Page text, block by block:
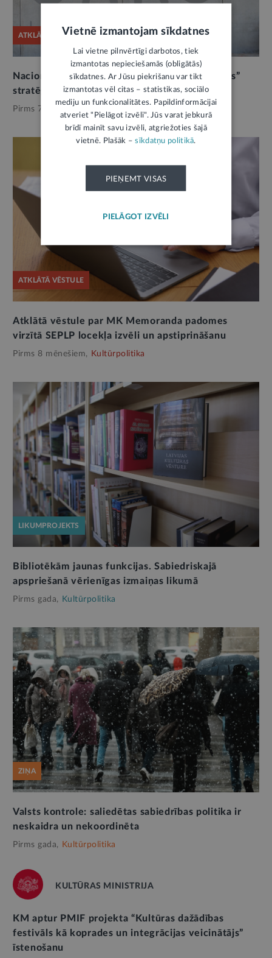
ATKLĀTĀ VĒSTULE
Nacionālās kultūras padomes vēstule par “Gors”
stratēģisko nozīmi un pārvaldību
Pirms 7 mēnešiem,
ATKLĀTĀ VĒSTULE
Atklātā vēstule par MK Memoranda padomes
virzītā SEPLP locekļa izvēli un apstiprināšanu
Pirms 8 mēnešiem, Kultūrpolitika
LIKUMPROJEKTS
Bibliotēkām jaunas funkcijas. Sabiedriskajā
apspriešanā vērienīgas izmaiņas likumā
Pirms gada, Kultūrpolitika
ZIŅA
Valsts kontrole: saliedētas sabiedrības politika ir
neskaidra un nekoordinēta
Pirms gada, Kultūrpolitika
KULTŪRAS MINISTRIJA
KM aptur PMIF projekta “Kultūras dažādības
festivāls kā koprades un integrācijas veicinātājs”
īstenošanu
Vietnē izmantojam sīkdatnes
Lai vietne pilnvērtīgi darbotos, tiek
izmantotas nepieciešamās (obligātās)
sīkdatnes. Ar Jūsu piekrišanu var tikt
izmantotas vēl citas – statistikas, sociālo
mediju un funkcionalitātes. Papildinformācijai
atveriet "Pielāgot izvēli". Jūs varat jebkurā
brīdī mainīt savu izvēli, atgriežoties šajā
vietnē. Plašāk –sīkdatņu politikā.
PIEŅEMT VISAS
PIELĀGOT IZVĒLI